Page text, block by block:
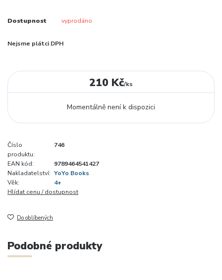
Dostupnost vyprodáno
Nejsme plátci DPH
210 Kč/ks
Momentálně není k dispozici
Číslo
produktu:
746
EAN kód:
9789464541427
Nakladatelství: YoYo Books
Věk:
4+
Hlídat cenu / dostupnost
Do oblíbených
Podobné produkty